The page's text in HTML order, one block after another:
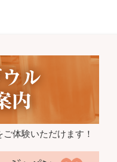
体験いただけます！